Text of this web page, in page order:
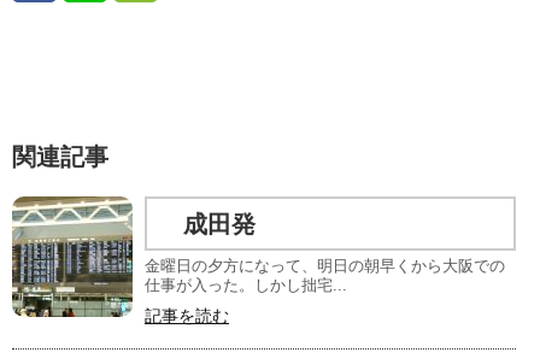
関連記事
成田発
金曜日の夕方になって、明日の朝早くから大阪での
仕事が入った。しかし拙宅...
記事を読む